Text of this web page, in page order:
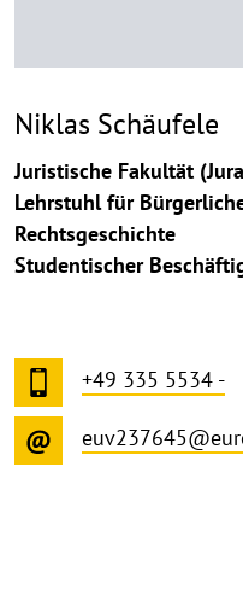
Niklas Schäufele
Juristische Fakultät
Lehrstuhl für
Rechtsgeschichte
Studentischer
+49 335 5534 -